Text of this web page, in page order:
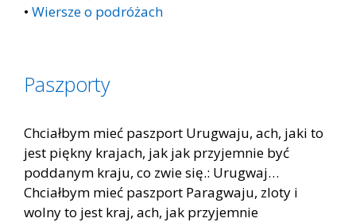
• Wiersze o podróżach
Paszporty
Chciałbym mieć paszport Urugwaju, ach, jaki to
jest piękny krajach, jak jak przyjemnie być
poddanym kraju, co zwie się.: Urugwaj…
Chciałbym mieć paszport Paragwaju, zloty i
wolny to jest kraj, ach, jak przyjemnie